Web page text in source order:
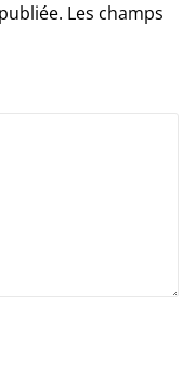
Les champs